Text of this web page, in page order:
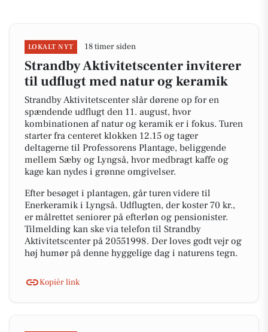
LOKALT NYT 18 timer siden
Strandby Aktivitetscenter inviterer
til udflugt med natur og keramik
Strandby Aktivitetscenter slår dørene op for en
spændende udflugt den 11. august, hvor
kombinationen af natur og keramik er i fokus. Turen
starter fra centeret klokken 12.15 og tager
deltagerne til Professorens Plantage, beliggende
mellem Sæby og Lyngså, hvor medbragt kaffe og
kage kan nydes i grønne omgivelser.
Efter besøget i plantagen, går turen videre til
Enerkeramik i Lyngså. Udflugten, der koster 70 kr.,
er målrettet seniorer på efterløn og pensionister.
Tilmelding kan ske via telefon til Strandby
Aktivitetscenter på 20551998. Der loves godt vejr og
høj humør på denne hyggelige dag i naturens tegn.
Kopiér link